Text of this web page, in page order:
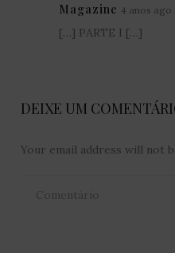
Magazine 4 anos ago
[…] PARTE I […]
DEIXE UM
Your email address will not